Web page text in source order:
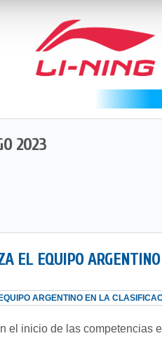
2023
EL EQUIPO
el inicio de las competencias